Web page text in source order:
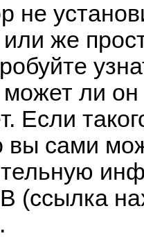
не
же
ли
Если
вы сами
(ссылка